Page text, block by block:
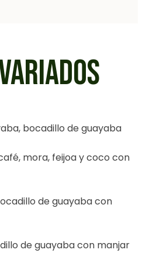
bocadillo de guayaba
mora, feijoa y coco con
de guayaba con
de guayaba con manjar